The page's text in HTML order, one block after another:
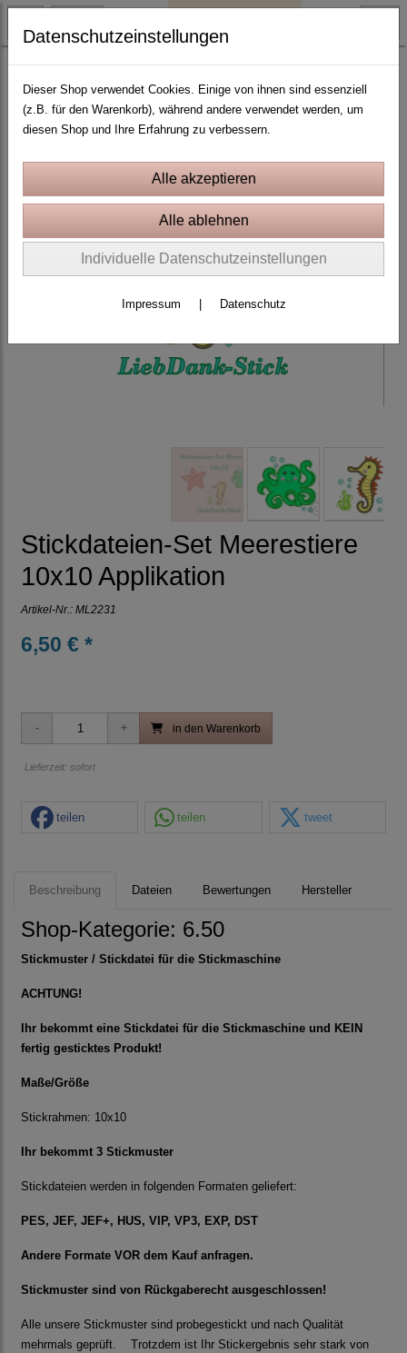
Baby und Mutterschaft
Stickdateien-Set Meerestiere
10x10 Applikation
Artikel-Nr.: ML2231
6,50 € *
in den Warenkorb
Lieferzeit: sofort
teilen teilen tweet
Beschreibung Dateien Bewertungen Hersteller
Shop-Kategorie: 6.50
Stickmuster / Stickdatei für die Stickmaschine
ACHTUNG!
Ihr bekommt eine Stickdatei für die Stickmaschine und KEIN
fertig gesticktes Produkt!
Maße/Größe
Stickrahmen: 10x10
Ihr bekommt 3 Stickmuster
Stickdateien werden in folgenden Formaten geliefert:
PES, JEF, JEF+, HUS, VIP, VP3, EXP, DST
Andere Formate VOR dem Kauf anfragen.
Stickmuster sind von Rückgaberecht ausgeschlossen!
Alle unsere Stickmuster sind probegestickt und nach Qualität
mehrmals geprüft. Trotzdem ist Ihr Stickergebnis sehr stark von
Datenschutzeinstellungen
Dieser Shop verwendet Cookies. Einige von ihnen sind essenziell
(z.B. für den Warenkorb), während andere verwendet werden, um
diesen Shop und Ihre Erfahrung zu verbessern.
Individuelle Datenschutzeinstellungen
Impressum Datenschutz